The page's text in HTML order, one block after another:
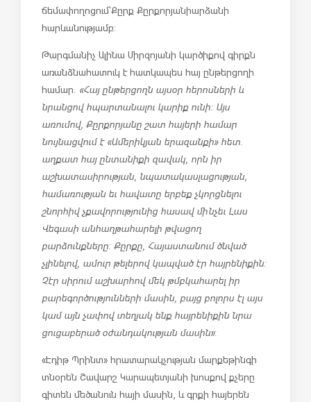
ճեմափողոցում՝ Քըրք Քըրքորյանի արձանի
հարևանությամբ:
Թարգմանիչ Ալինա Միրզոյանի կարծիքով գիրքն
առանձնահատուկ է հատկապես հայ ընթերցողի
համար. «Հայ ընթերցողն այսօր հերոսների և
նրանցով հպարտանալու կարիք ունի։ Այս
առումով, Քըրքորյանը շատ հայերի համար
նույնացվում է «Ամերիկյան երազանքի» հետ.
աղքատ հայ ընտանիքի զավակ, որն իր
աշխատասիրության, նպատակասլացության,
համառության եւ հավատը երբեք չկորցնելու
շնորհիվ չքավորությունից հասավ մինչեւ Լաս
Վեգասի անհաղթահարելի թվացող
բարձունքները։ Քըրքը, Հայաստանում ծնված
չլինելով, ամուր թելերով կապված էր հայրենիքին։
Չէր սիրում աշխարհով մեկ թմբկահարել իր
բարեգործությունների մասին, բայց բոլորս էլ այս
կամ այն չափով տեղյակ ենք հայրենիքին նրա
ցուցաբերած օժանդակության մասին»:
«Էդիթ Պրինտ» հրատարակչության մարքեթինգի
տնօրեն Շավարշ Կարապետյանի խոսքով քչերը
գիտեն մեծանուն հայի մասին, և գրքի հայերեն